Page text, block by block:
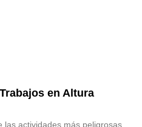
en Altura
las actividades más peligrosas